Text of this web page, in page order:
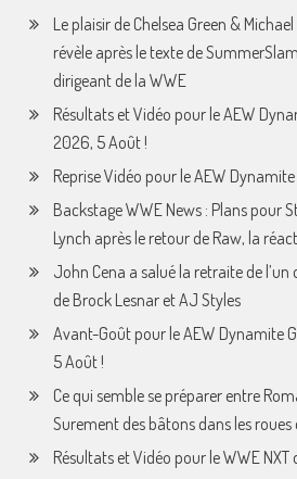
Le plaisir de Chelsea Green &
révèle après le texte de
dirigeant de la WWE
Résultats et Vidéo pour le AEW
2026, 5 Août !
Reprise Vidéo pour le AEW
Backstage WWE News : Plans pour
Lynch après le retour de Raw, la
John Cena a salué la retraite de l’un
de Brock Lesnar et AJ Styles
Avant-Goût pour le AEW Dynamite
5 Août !
Ce qui semble se préparer entre
Surement des bâtons dans les roues
Résultats et Vidéo pour le WWE